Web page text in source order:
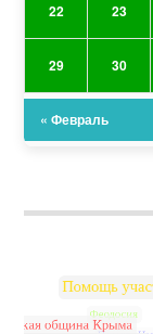
22 23
29 30
« Февраль